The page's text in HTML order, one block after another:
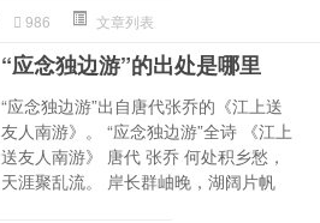
986 文章列表
“应念独边游”的出处是哪里
“应念独边游”出自唐代张乔的《江上送
友人南游》。 “应念独边游”全诗 《江上
送友人南游》 唐代 张乔 何处积乡愁，
天涯聚乱流。 岸长群岫晚，湖阔片帆